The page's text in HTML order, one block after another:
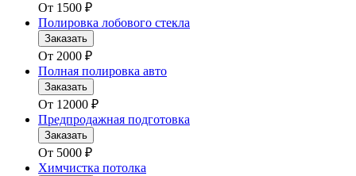
От 1500 ₽
Полировка лобового стекла
Заказать
От 2000 ₽
Полная полировка авто
Заказать
От 12000 ₽
Предпродажная подготовка
Заказать
От 5000 ₽
Химчистка потолка